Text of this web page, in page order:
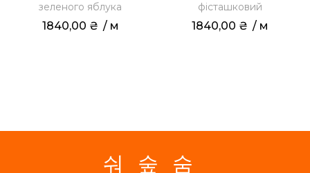
зеленого яблука
1840,00 ₴ / м
фісташковий
1840,00 ₴ / м